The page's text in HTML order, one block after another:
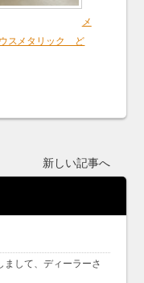
メ
スメタリック ど
新しい記事へ
まして、ディーラーさ